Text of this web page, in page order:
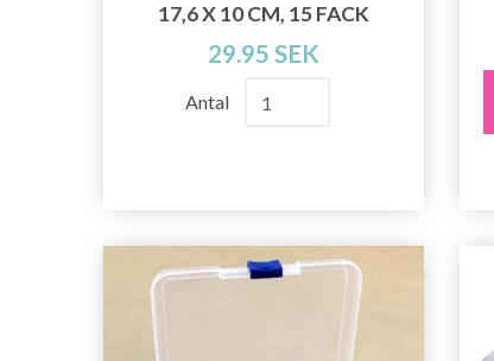
17,6 X 10 CM, 15 FACK
29.95 SEK
Antal